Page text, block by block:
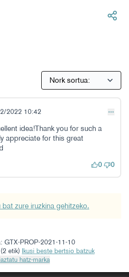
2022 10:42
idea!Thank you for such a
appreciate for this great
0 0
zure iruzkina gehitzeko.
GTX-PROP-2021-11-10
etik) ikusi beste bertsio batzuk
hatz-marka